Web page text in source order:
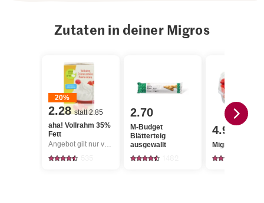
Zutaten in deiner Migros
20%
2.28 statt 2.85
aha! Vollrahm 35%
Fett
Angebot gilt nur vom 6.8. bis 12.8.2026, solange Vorrat.
2.70
M-Budget
Blätterteig
ausgewallt
4.95
Migros